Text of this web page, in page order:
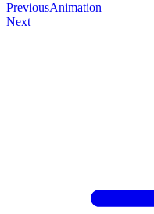
PreviousAnimation
Next